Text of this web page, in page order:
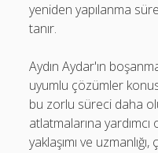
yeniden yapılanma
tanır.
Aydın Aydar'ın
uyumlu çözümler
bu zorlu süreci daha
atlatmalarına
yaklaşımı ve